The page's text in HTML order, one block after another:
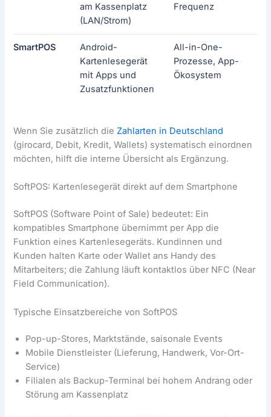
am Kassenplatz
(LAN/Strom)
Frequenz
SmartPOS
Android-
Kartenlesegerät
mit Apps und
Zusatzfunktionen
All-in-One-
Prozesse, App-
Ökosystem
Wenn Sie zusätzlich die Zahlarten in Deutschland
(girocard, Debit, Kredit, Wallets) systematisch einordnen
möchten, hilft die interne Übersicht als Ergänzung.
SoftPOS: Kartenlesegerät direkt auf dem Smartphone
SoftPOS (Software Point of Sale) bedeutet: Ein
kompatibles Smartphone übernimmt per App die
Funktion eines Kartenlesegeräts. Kundinnen und
Kunden halten Karte oder Wallet ans Handy des
Mitarbeiters; die Zahlung läuft kontaktlos über NFC (Near
Field Communication).
Typische Einsatzbereiche von SoftPOS
Pop-up-Stores, Marktstände, saisonale Events
Mobile Dienstleister (Lieferung, Handwerk, Vor-Ort-
Service)
Filialen als Backup-Terminal bei hohem Andrang oder
Störung am Kassenplatz